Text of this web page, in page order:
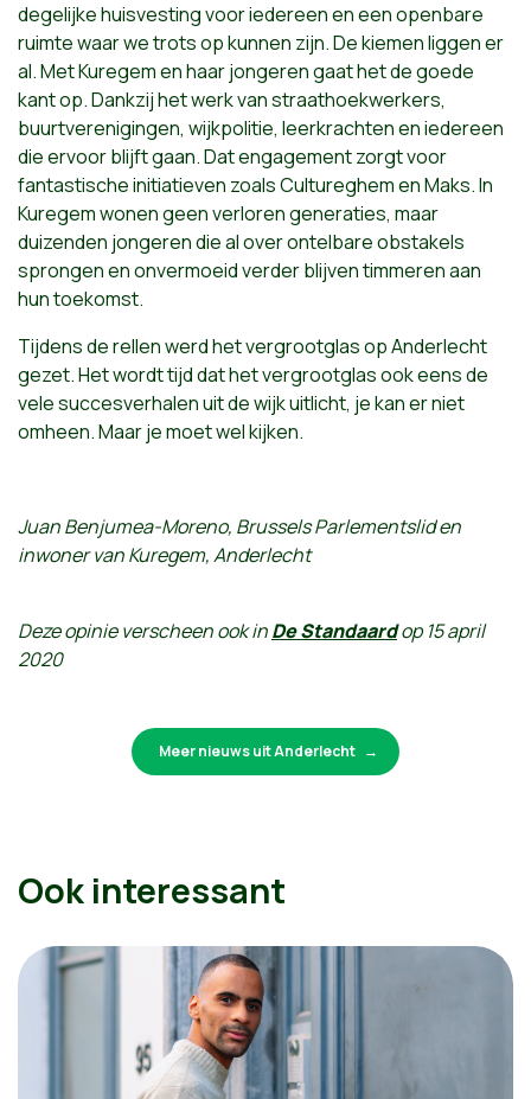
degelijke huisvesting voor iedereen en een openbare
ruimte waar we trots op kunnen zijn.De kiemen liggen er
al. Met Kuregem en haar jongeren gaat het de goede
kant op.Dankzij het werk van straathoekwerkers,
buurtverenigingen, wijkpolitie, leerkrachten en iedereen
die ervoor blijft gaan. Dat engagement zorgt voor
fantastische initiatieven zoals Cultureghem en Maks. In
Kuregem wonen geen verloren generaties, maar
duizenden jongeren die al over ontelbare obstakels
sprongen en onvermoeidverder blijven timmerenaan
hun toekomst.
Tijdens de rellen werd het vergrootglas op Anderlecht
gezet. Het wordt tijd dat het vergrootglas ook eens de
vele succesverhalen uit de wijk uitlicht, je kan er niet
omheen. Maar je moet wel kijken.
Juan Benjumea-Moreno, Brussels Parlementslid en
inwoner van Kuregem, Anderlecht
Deze opinie verscheen ook inDe Standaardop 15 april
2020
Meer nieuws uit Anderlecht
Ook interessant